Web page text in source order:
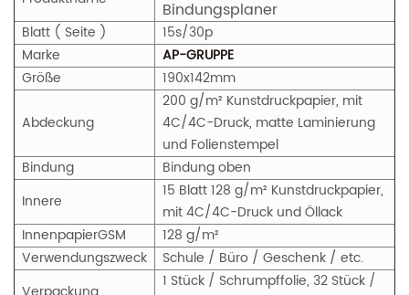
Bindungsplaner
Blatt ( Seite )
15s/30p
Marke
AP-GRUPPE
Größe
190x142mm
Abdeckung
200 g/m² Kunstdruckpapier, mit
4C/4C-Druck, matte Laminierung
und Folienstempel
Bindung
Bindung oben
Innere
15 Blatt 128 g/m² Kunstdruckpapier,
mit 4C/4C-Druck und Öllack
InnenpapierGSM
128 g/m²
Verwendungszweck
Schule / Büro / Geschenk / etc.
1 Stück / Schrumpffolie, 32 Stück /